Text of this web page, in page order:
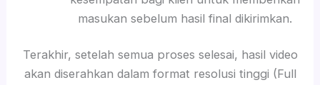
masukan sebelum hasil final dikirimkan.
Terakhir, setelah semua proses selesai, hasil video
akan diserahkan dalam format resolusi tinggi (Full